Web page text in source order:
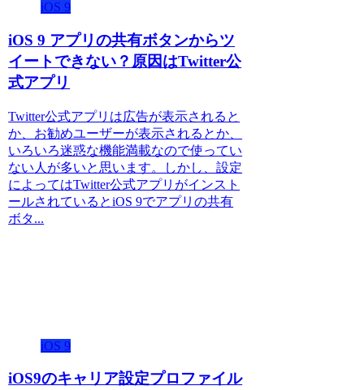
iOS 9
iOS 9 アプリの共有ボタンからツ
イートできない？原因はTwitter公
式アプリ
Twitter公式アプリは広告が表示されると
か、お勧めユーザーが表示されるとか、
いろいろ迷惑な機能満載なので使ってい
ない人が多いと思います。しかし、設定
によってはTwitter公式アプリがインスト
ールされているとiOS 9でアプリの共有
ボタ...
iOS 9
iOS9のキャリア設定プロファイル